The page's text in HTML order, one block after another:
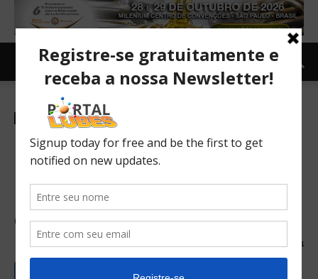
Mercado Internacional
Demanda de lubrificantes
nos EUA pode chegar a 9
milhões de metros cúbicos
em 2020
02/05/2016 294